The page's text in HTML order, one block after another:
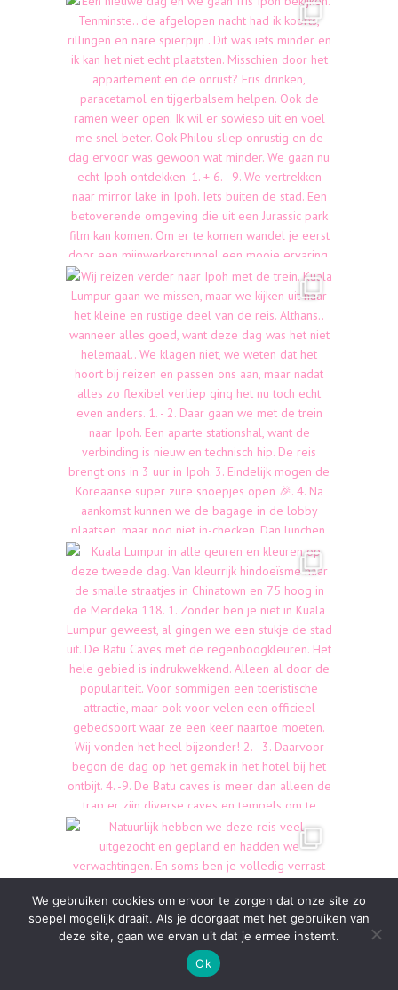
We gebruiken cookies om ervoor te zorgen dat onze site zo
soepel mogelijk draait. Als je doorgaat met het gebruiken van
deze site, gaan we ervan uit dat je ermee instemt.
Ok